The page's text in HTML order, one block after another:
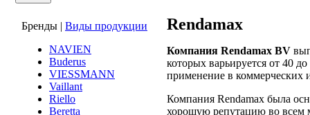
Бренды | Виды продукции
NAVIEN
Buderus
VIESSMANN
Vaillant
Riello
Beretta
Rendamax
Компания Rendamax BV
которых варьируется от 40
применение в
Компания Rendamax была
хорошую репутацию во всем